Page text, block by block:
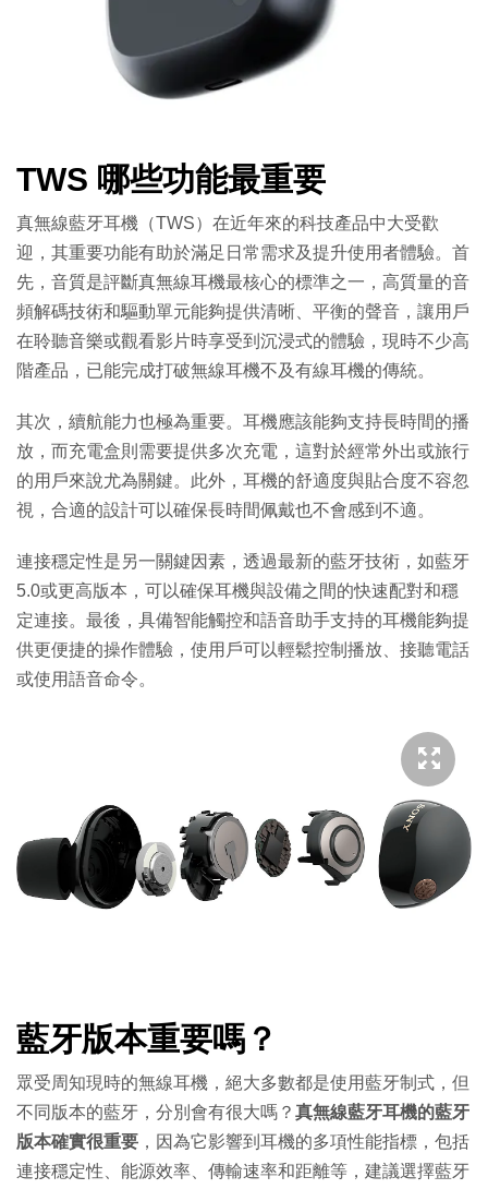
TWS 哪些功能最重要
真無線藍牙耳機（TWS）在近年來的科技產品中大受歡
迎，其重要功能有助於滿足日常需求及提升使用者體驗。首
先，音質是評斷真無線耳機最核心的標準之一，高質量的音
頻解碼技術和驅動單元能夠提供清晰、平衡的聲音，讓用戶
在聆聽音樂或觀看影片時享受到沉浸式的體驗，現時不少高
階產品，已能完成打破無線耳機不及有線耳機的傳統。
其次，續航能力也極為重要。耳機應該能夠支持長時間的播
放，而充電盒則需要提供多次充電，這對於經常外出或旅行
的用戶來說尤為關鍵。此外，耳機的舒適度與貼合度不容忽
視，合適的設計可以確保長時間佩戴也不會感到不適。
連接穩定性是另一關鍵因素，透過最新的藍牙技術，如藍牙
5.0或更高版本，可以確保耳機與設備之間的快速配對和穩
定連接。最後，具備智能觸控和語音助手支持的耳機能夠提
供更便捷的操作體驗，使用戶可以輕鬆控制播放、接聽電話
或使用語音命令。
藍牙版本重要嗎？
眾受周知現時的無線耳機，絕大多數都是使用藍牙制式，但
不同版本的藍牙，分別會有很大嗎？ 真無線藍牙耳機的藍牙
版本確實很重要 ，因為它影響到耳機的多項性能指標，包括
連接穩定性、能源效率、傳輸速率和距離等，建議選擇藍牙